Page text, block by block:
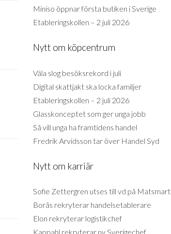
Miniso öppnar första butiken i Sverige
Etableringskollen – 2 juli 2026
Nytt om köpcentrum
Väla slog besöksrekord i juli
Digital skattjakt ska locka familjer
Etableringskollen – 2 juli 2026
Glasskonceptet som ger unga jobb
Så vill unga ha framtidens handel
Fredrik Arvidsson tar över Handel Syd
Nytt om karriär
Sofie Zettergren utses till vd på Matsmart
Borås rekryterar handelsetablerare
Elon rekryterar logistikchef
Kappahl rekryterar ny Sverigechef